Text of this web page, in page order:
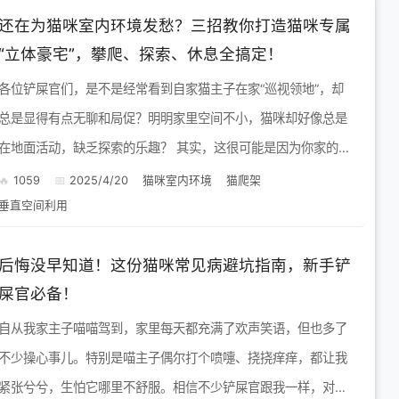
在为猫咪室内环境发愁？三招教你打造猫咪专属
立体豪宅”，攀爬、探索、休息全搞定！
位铲屎官们，是不是经常看到自家猫主子在家“巡视领地”，却
是显得有点无聊和局促？明明家里空间不小，猫咪却好像总是
地面活动，缺乏探索的乐趣？ 其实，这很可能是因为你家的室
环境对猫咪来说还不够“立体”和“丰富”！猫咪天生是攀爬高手
...
1059 2025/4/20 猫咪室内环境
猫爬架
直空间利用
悔没早知道！这份猫咪常见病避坑指南，新手铲
官必备！
从我家主子喵喵驾到，家里每天都充满了欢声笑语，但也多了
少操心事儿。特别是喵主子偶尔打个喷嚏、挠挠痒痒，都让我
张兮兮，生怕它哪里不舒服。相信不少铲屎官跟我一样，对猫